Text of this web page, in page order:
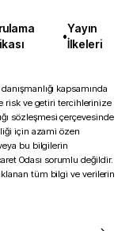
•
Yayın
İlkeleri
kapsamında
risk ve getiri tercihlerinize
sözleşmesi çerçevesinde
için azami özen
bu bilgilerin
Odası sorumlu değildir.
tüm bilgi ve verilerin